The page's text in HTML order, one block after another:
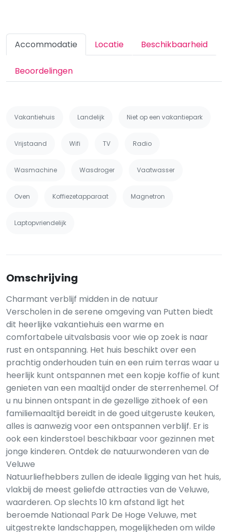
Accommodatie Locatie Beschikbaarheid
Beoordelingen
Vakantiehuis Landelijk Niet op een vakantiepark
Vrijstaand Wifi TV Radio
Wasmachine Wasdroger Vaatwasser
Oven Koffiezetapparaat Magnetron
Laptopvriendelijk
Omschrijving
Charmant verblijf midden in de natuur
Verscholen in de serene omgeving van Putten biedt
dit heerlijke vakantiehuis een warme en
comfortabele uitvalsbasis voor wie op zoek is naar
rust en ontspanning. Het huis beschikt over een
prachtig onderhouden tuin en een ruim terras waar u
heerlijk kunt ontspannen met een kopje koffie of kunt
genieten van een maaltijd onder de sterrenhemel. Of
u nu binnen ontspant in de gezellige zithoek of een
familiemaaltijd bereidt in de goed uitgeruste keuken,
alles is aanwezig voor een ontspannen verblijf. Er is
ook een kinderstoel beschikbaar voor gezinnen met
jonge kinderen. Ontdek de natuurwonderen van de
Veluwe
Natuurliefhebbers zullen de ideale ligging van het huis,
vlakbij de meest geliefde attracties van de Veluwe,
waarderen. Op slechts 10 km afstand ligt het
beroemde Nationaal Park De Hoge Veluwe, met
uitgestrekte landschappen, mogelijkheden om wilde